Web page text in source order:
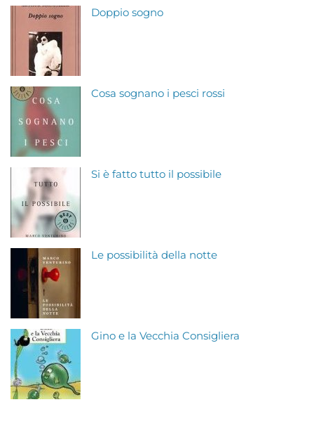
Doppio sogno
Cosa sognano i pesci rossi
Si è fatto tutto il possibile
Le possibilità della notte
Gino e la Vecchia Consigliera